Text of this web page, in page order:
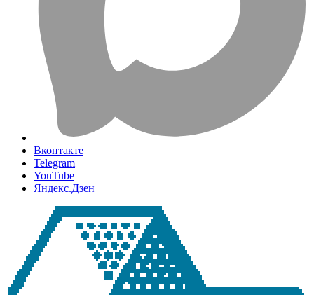
Вконтакте
Telegram
YouTube
Яндекс.Дзен